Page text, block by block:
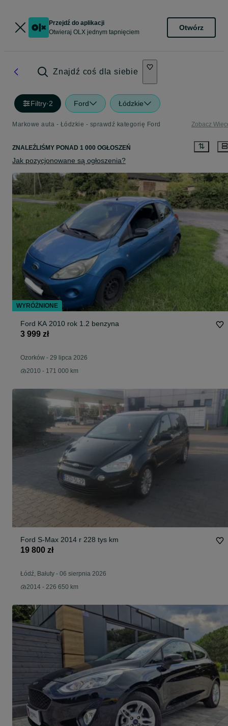
Przejdź do aplikacji
Otwieraj OLX jednym tapnięciem
Otwórz
Znajdź coś dla siebie
Filtry·2 Ford Łódzkie
Markowe auta - Łódzkie - sprawdź kategorię Ford Zobacz
ZNALEŹLIŚMY PONAD 1 000 OGŁOSZEŃ
Jak pozycjonowane są ogłoszenia?
Ford KA 2010 rok 1.2 benzyna
3 999 zł
Ozorków - 29 lipca 2026
2010 - 171 000 km
Ford S-Max 2014 r 228 tys km
19 800 zł
Łódź, Bałuty - 06 sierpnia 2026
2014 - 226 650 km
WYRÓŻNIONE